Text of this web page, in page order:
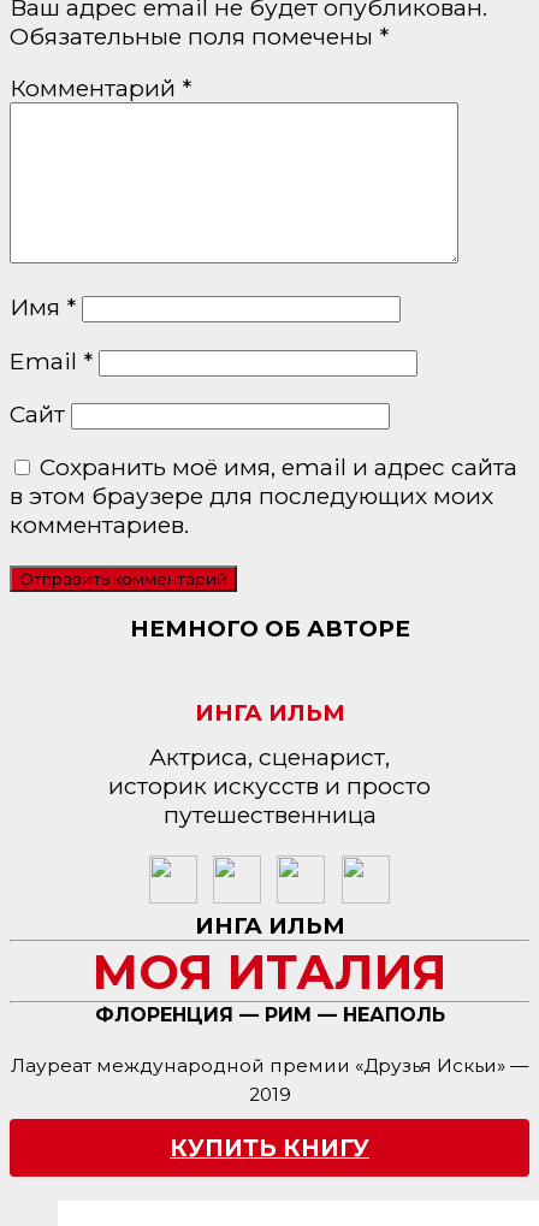
Ваш адрес email не будет опубликован.
Обязательные поля помечены *
Комментарий *
Имя *
Email *
Сайт
Сохранить моё имя, email и адрес сайта
в этом браузере для последующих моих
комментариев.
НЕМНОГО ОБ АВТОРЕ
ИНГА ИЛЬМ
Актриса, сценарист,
историк искусств и просто
путешественница
ИНГА ИЛЬМ
МОЯ ИТАЛИЯ
ФЛОРЕНЦИЯ — РИМ — НЕАПОЛЬ
Лауреат международной премии «Друзья Искьи» —
2019
КУПИТЬ КНИГУ